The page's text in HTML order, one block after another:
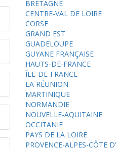
BRETAGNE
CENTRE-VAL DE LOIRE
CORSE
GRAND EST
GUADELOUPE
GUYANE FRANÇAISE
HAUTS-DE-FRANCE
ÎLE-DE-FRANCE
LA RÉUNION
MARTINIQUE
NORMANDIE
NOUVELLE-AQUITAINE
OCCITANIE
PAYS DE LA LOIRE
PROVENCE-ALPES-CÔTE